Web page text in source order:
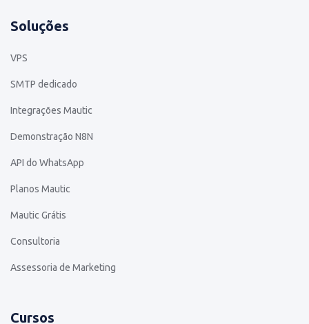
Soluções
VPS
SMTP dedicado
Integrações Mautic
Demonstração N8N
API do WhatsApp
Planos Mautic
Mautic Grátis
Consultoria
Assessoria de Marketing
Cursos